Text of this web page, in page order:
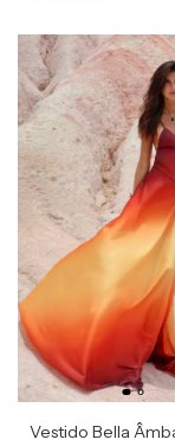
Vestido Bella